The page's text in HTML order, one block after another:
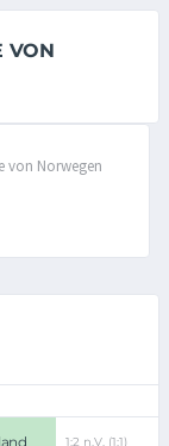
N
von Norwegen
1:2 n.V. (1:1)